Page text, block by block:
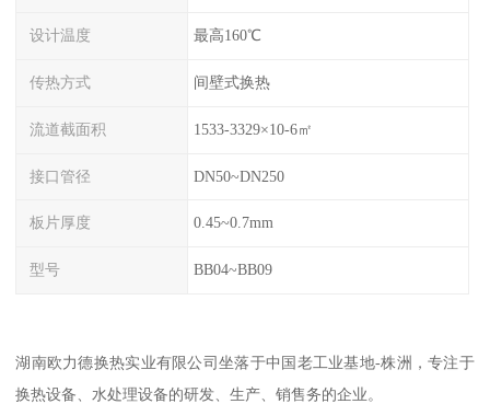
设计温度 最高160℃
传热方式 间壁式换热
流道截面积 1533-3329×10-6㎡
接口管径 DN50~DN250
板片厚度 0.45~0.7mm
型号 BB04~BB09
湖南欧力德换热实业有限公司坐落于中国老工业基地-株洲，专注于
换热设备、水处理设备的研发、生产、销售务的企业。